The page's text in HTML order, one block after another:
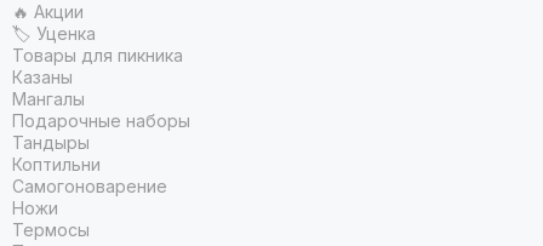
🔥 Акции
🏷 Уценка
Товары для пикника
Казаны
Мангалы
Подарочные наборы
Тандыры
Коптильни
Самогоноварение
Ножи
Термосы